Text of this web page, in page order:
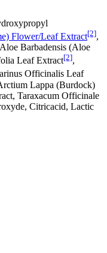
Flower/Leaf Extract[2],
Barbadensis (Aloe
Leaf Extract[2],
Officinalis Leaf
Lappa (Burdock)
Taraxacum Officinale
Citricacid, Lactic